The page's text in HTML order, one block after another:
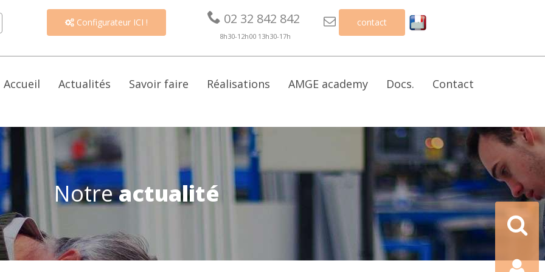
 Configurateur ICI !  02 32 842 842
8h30-12h00 13h30-17h
 contact
Accueil Actualités Savoir faire Réalisations AMGE academy Docs. Contact
Notreactualité